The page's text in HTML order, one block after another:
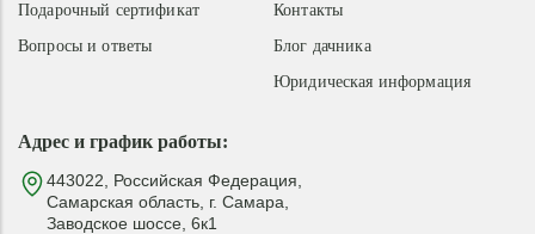
Адрес и график работы:
443022, Российская Федерация,
Самарская область, г. Самара,
Заводское шоссе, 6к1
Контакты
Блог дачника
Юридическая информация
Подарочный сертификат
Вопросы и ответы